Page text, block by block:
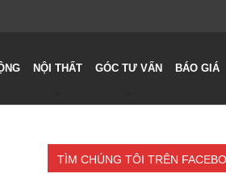
NỘI THẤT GÓC TƯ VẤN BÁO GIÁ
TÌM CHÚNG TÔI TRÊN